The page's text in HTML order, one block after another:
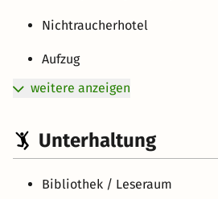
Nichtraucherhotel
Aufzug
weitere anzeigen
Unterhaltung
Bibliothek / Leseraum